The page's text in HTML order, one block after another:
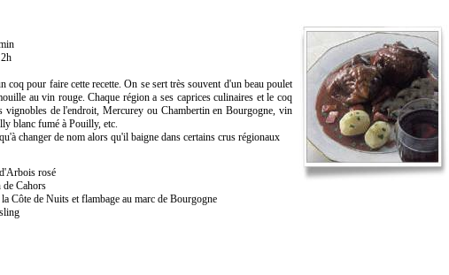
coq pour faire cette recette. On se sert très souvent d'un beau poulet
au vin rouge. Chaque région a ses caprices culinaires et le coq
vignobles de l'endroit, Mercurey ou Chambertin en Bourgogne, vin
blanc fumé à Pouilly, etc.
changer de nom alors qu'il baigne dans certains crus régionaux
rosé
Cahors
Côte de Nuits et flambage au marc de Bourgogne